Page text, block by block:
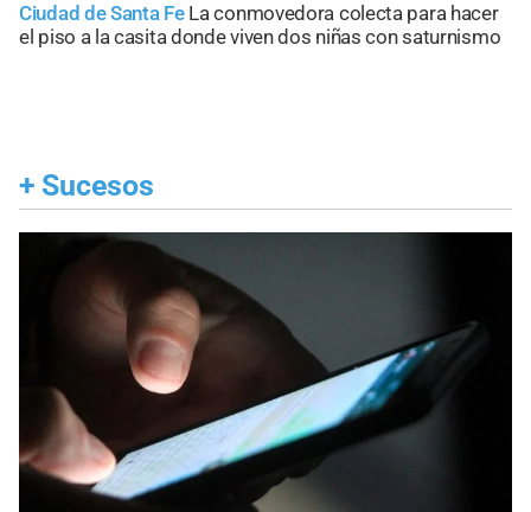
Ciudad de Santa Fe La conmovedora colecta para hacer
el piso a la casita donde viven dos niñas con saturnismo
+ Sucesos